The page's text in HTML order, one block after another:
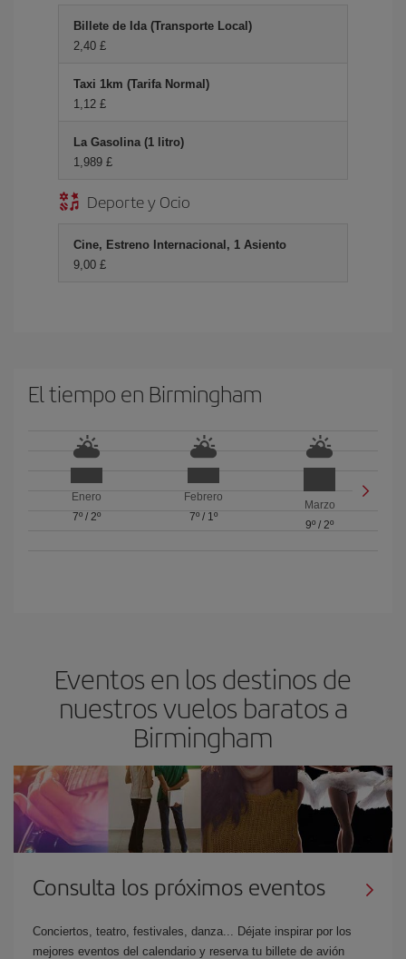
Billete de Ida (Transporte Local)
2,40 £
Taxi 1km (Tarifa Normal)
1,12 £
La Gasolina (1 litro)
1,989 £
Deporte y Ocio
Cine, Estreno Internacional, 1 Asiento
9,00 £
El tiempo en Birmingham
Enero
7º/ 2º
Febrero
7º/ 1º
Marzo
9º /2º
Eventos en los destinos de
nuestros vuelos baratos a
Birmingham
Consulta los próximos eventos
Conciertos, teatro, festivales, danza... Déjate inspirar por los
mejores eventos del calendario y reserva tu billete de avión